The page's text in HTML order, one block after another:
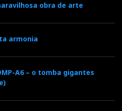
obra de arte
armonia
A6 – o tomba gigantes